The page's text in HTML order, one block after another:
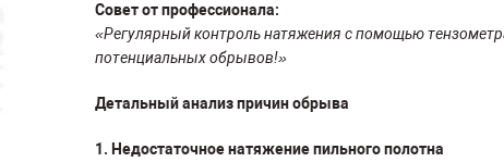
Совет от профессионала:
«Регулярный контроль натяжения с помощью
потенциальных обрывов!»
Детальный анализ причин обрыва
1. Недостаточное натяжение пильного полотна